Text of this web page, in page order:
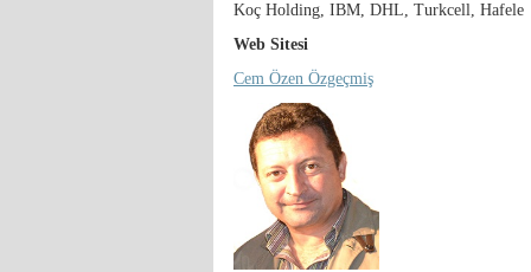
Koç Holding, IBM, DHL, Turkcell, Hafele
Web Sitesi
Cem Özen Özgeçmiş